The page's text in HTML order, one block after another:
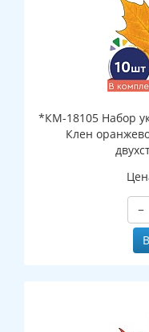
*КМ-18105 Набор
Клен
−